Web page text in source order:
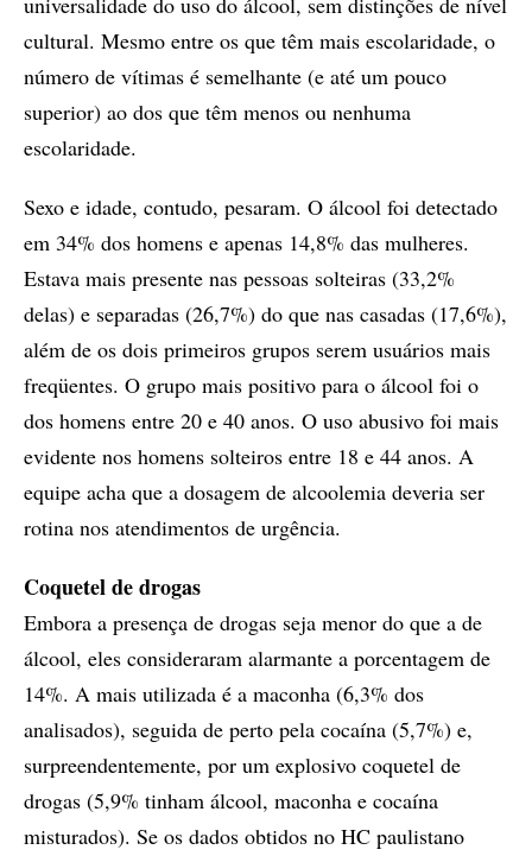
cultural. Mesmo entre os que têm mais escolaridade, o
número de vítimas é semelhante (e até um pouco
superior) ao dos que têm menos ou nenhuma
escolaridade.
Sexo e idade, contudo, pesaram. O álcool foi detectado
em 34% dos homens e apenas 14,8% das mulheres.
Estava mais presente nas pessoas solteiras (33,2%
delas) e separadas (26,7%) do que nas casadas (17,6%),
além de os dois primeiros grupos serem usuários mais
freqüentes. O grupo mais positivo para o álcool foi o
dos homens entre 20 e 40 anos. O uso abusivo foi mais
evidente nos homens solteiros entre 18 e 44 anos. A
equipe acha que a dosagem de alcoolemia deveria ser
rotina nos atendimentos de urgência.
Coquetel de drogas
Embora a presença de drogas seja menor do que a de
álcool, eles consideraram alarmante a porcentagem de
14%. A mais utilizada é a maconha (6,3% dos
analisados), seguida de perto pela cocaína (5,7%) e,
surpreendentemente, por um explosivo coquetel de
drogas (5,9% tinham álcool, maconha e cocaína
misturados). Se os dados obtidos no HC paulistano